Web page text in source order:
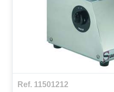
Ref. 11501212